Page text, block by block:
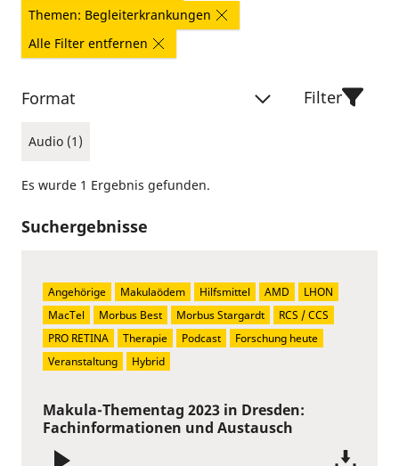
Themen: Begleiterkrankungen
Alle Filter entfernen
Format
Audio (1)
Filter
Es wurde 1 Ergebnis gefunden.
Suchergebnisse
Makula-Thementag 2023 in Dresden:
Fachinformationen und Austausch
Angehörige Makulaödem Hilfsmittel AMD
LHON
MacTel
Morbus Best Morbus Stargardt
RCS / CCS
PRO RETINA
Therapie Podcast
Forschung heute
Veranstaltung
Hybrid